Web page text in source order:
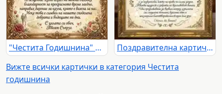
"Честита Годишнина" картичка: романтично послание от съпруг с рози и халки.
Поздравителна картичка за годишнина със сърдечно послание в златна рамка.
Вижте всички картички в категория Честита
годишнина